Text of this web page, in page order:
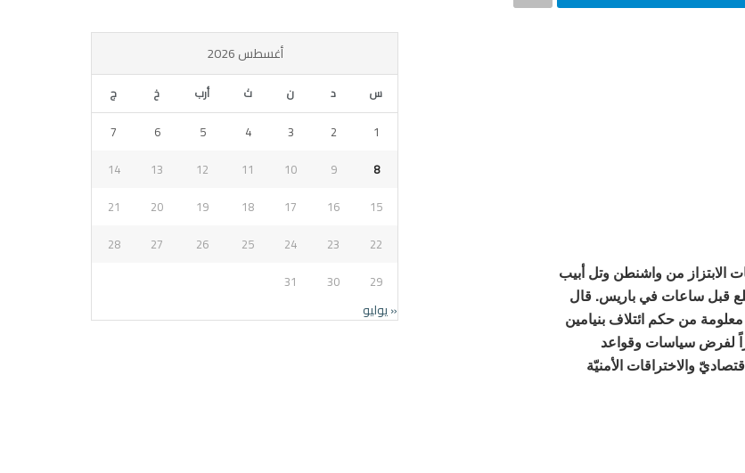
من واشنطن وتل أبيب
قبل ساعات في باريس. قال
غير معلومة من حكم ائتلاف بنيامين
لفرض سياسات وقواعد
والاختراقات الأمنيّة
أغسطس 2026
س د ن ث أرب خ ج
1
2
3
4
5
6
7
8
9
10
11
12
13
14
15
16
17
18
19
20
21
22
23
24
25
26
27
28
29
30
31
« يوليو